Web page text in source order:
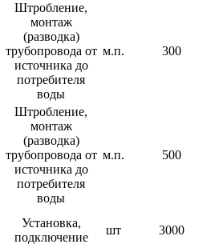
Штробление,
монтаж
(разводка)
трубопровода от
источника до
потребителя
воды
м.п. 300
Штробление,
монтаж
(разводка)
трубопровода от
источника до
потребителя
воды
м.п. 500
Установка,
подключение
шт 3000